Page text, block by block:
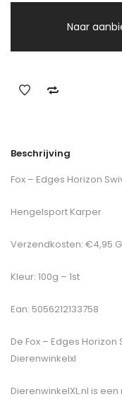
Naar
Beschrijving
Fox – Edges Horizon
Hengelsport Karper
Verzendkosten: €4,95
Kleur: 100g – 1st
Ean: 5056212133758
De Fox – Edges Horizon
Dierenwinkelxl
DierenwinkelXL.nl is